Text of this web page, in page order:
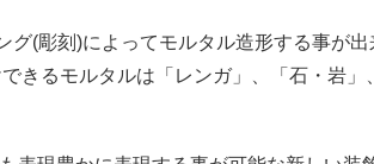
(彫刻)によってモルタル造形する事が
きるモルタルは「レンガ」、「石・岩